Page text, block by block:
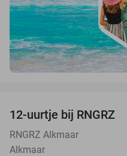
12-uurtje bij RNGRZ
RNGRZ Alkmaar
Alkmaar